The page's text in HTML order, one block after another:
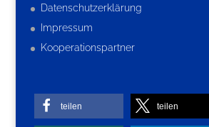
Datenschutzerklärung
Impressum
Kooperationspartner
teilen teilen